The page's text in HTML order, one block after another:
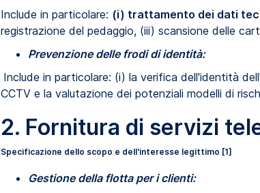
Include in particolare: (i) trattamento dei dati
registrazione del pedaggio, (iii) scansione delle
Prevenzione delle frodi di identità:
Include in particolare: (i) la verifica dell'identità
CCTV e la valutazione dei potenziali modelli di
2. Fornitura di servizi
Specificazione dello scopo e dell'interesse legittimo [1]
Gestione della flotta per i clienti: